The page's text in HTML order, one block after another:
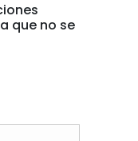
que no se